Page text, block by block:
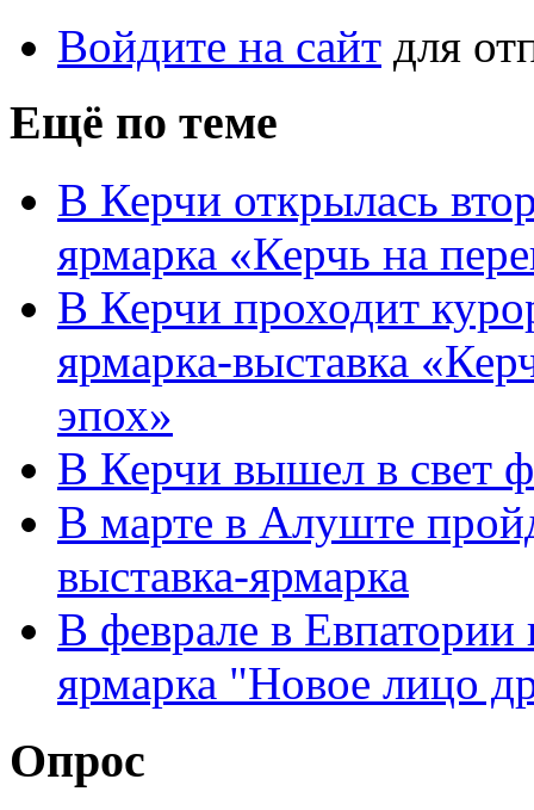
Войдите на сайт для
Ещё по теме
В Керчи открылась
ярмарка «Керчь на
В Керчи проходит
ярмарка-выставка
эпох»
В Керчи вышел в свет
В марте в Алуште
выставка-ярмарка
В феврале в
ярмарка "Новое лицо
Опрос